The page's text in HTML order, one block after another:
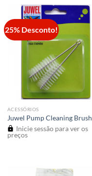
25% Desconto!
ACESSÓRIOS
Juwel Pump Cleaning Brush
Inicie sessão para ver os
preços